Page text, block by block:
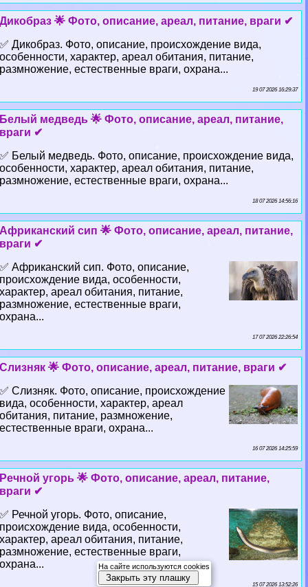
Дикобраз 🌟 Фото, описание, ареал, питание, враги ✔
✅ Дикобраз. Фото, описание, происхождение вида,
особенности, хаpaктер, ареал обитания, питание,
размножение, естественные враги, охрана...
19 07 2026 16:29:37
Белый медведь 🌟 Фото, описание, ареал, питание,
враги ✔
✅ Белый медведь. Фото, описание, происхождение вида,
особенности, хаpaктер, ареал обитания, питание,
размножение, естественные враги, охрана...
18 07 2026 14:56:16
Африканский сип 🌟 Фото, описание, ареал, питание,
враги ✔
✅ Африканский сип. Фото, описание,
происхождение вида, особенности,
хаpaктер, ареал обитания, питание,
размножение, естественные враги,
охрана...
17 07 2026 22:26:54
Слизняк 🌟 Фото, описание, ареал, питание, враги ✔
✅ Слизняк. Фото, описание, происхождение
вида, особенности, хаpaктер, ареал
обитания, питание, размножение,
естественные враги, охрана...
16 07 2026 14:25:59
Речной угорь 🌟 Фото, описание, ареал, питание,
враги ✔
✅ Речной угорь. Фото, описание,
происхождение вида, особенности,
хаpaктер, ареал обитания, питание,
размножение, естественные враги,
охрана...
15 07 2026 13:52:26
На сайте используются cookies
Закрыть эту плашку